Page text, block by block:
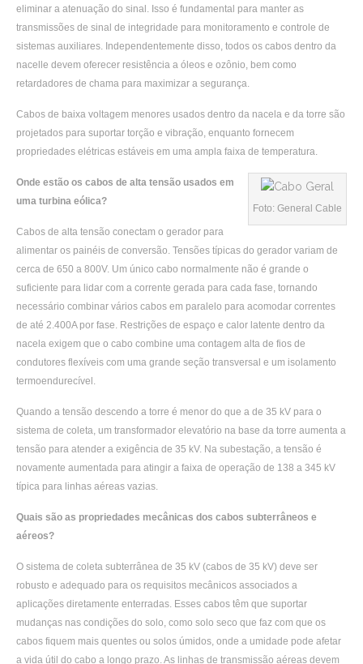
eliminar a atenuação do sinal. Isso é fundamental para manter as
transmissões de sinal de integridade para monitoramento e controle de
sistemas auxiliares. Independentemente disso, todos os cabos dentro da
nacelle devem oferecer resistência a óleos e ozônio, bem como
retardadores de chama para maximizar a segurança.
Cabos de baixa voltagem menores usados ​​dentro da nacela e da torre são
projetados para suportar torção e vibração, enquanto fornecem
propriedades elétricas estáveis ​​em uma ampla faixa de temperatura.
Foto: General Cable
Onde estão os cabos de alta tensão usados ​​em
uma turbina eólica?
Cabos de alta tensão conectam o gerador para
alimentar os painéis de conversão. Tensões típicas do gerador variam de
cerca de 650 a 800V. Um único cabo normalmente não é grande o
suficiente para lidar com a corrente gerada para cada fase, tornando
necessário combinar vários cabos em paralelo para acomodar correntes
de até 2.400A por fase. Restrições de espaço e calor latente dentro da
nacela exigem que o cabo combine uma contagem alta de fios de
condutores flexíveis com uma grande seção transversal e um isolamento
termoendurecível.
Quando a tensão descendo a torre é menor do que a de 35 kV para o
sistema de coleta, um transformador elevatório na base da torre aumenta a
tensão para atender a exigência de 35 kV. Na subestação, a tensão é
novamente aumentada para atingir a faixa de operação de 138 a 345 kV
típica para linhas aéreas vazias.
Quais são as propriedades mecânicas dos cabos subterrâneos e
aéreos?
O sistema de coleta subterrânea de 35 kV (cabos de 35 kV) deve ser
robusto e adequado para os requisitos mecânicos associados a
aplicações diretamente enterradas. Esses cabos têm que suportar
mudanças nas condições do solo, como solo seco que faz com que os
cabos fiquem mais quentes ou solos úmidos, onde a umidade pode afetar
a vida útil do cabo a longo prazo. As linhas de transmissão aéreas devem